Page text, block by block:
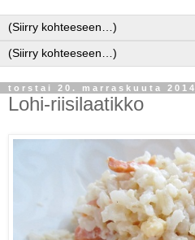
torstai 20. marraskuuta 2014
Lohi-riisilaatikko